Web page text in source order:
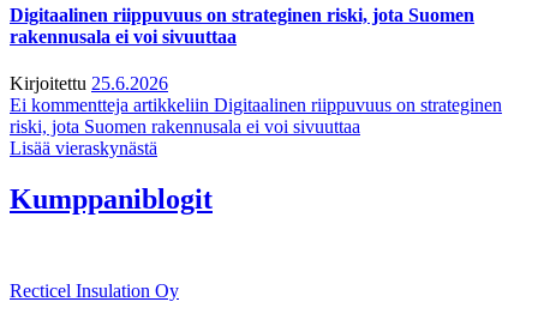
Digitaalinen riippuvuus on strateginen riski, jota Suomen
rakennusala ei voi sivuuttaa
Kirjoitettu 25.6.2026
Ei kommentteja artikkeliin Digitaalinen riippuvuus on strateginen
riski, jota Suomen rakennusala ei voi sivuuttaa
Lisää vieraskynästä
Kumppaniblogit
Recticel Insulation Oy